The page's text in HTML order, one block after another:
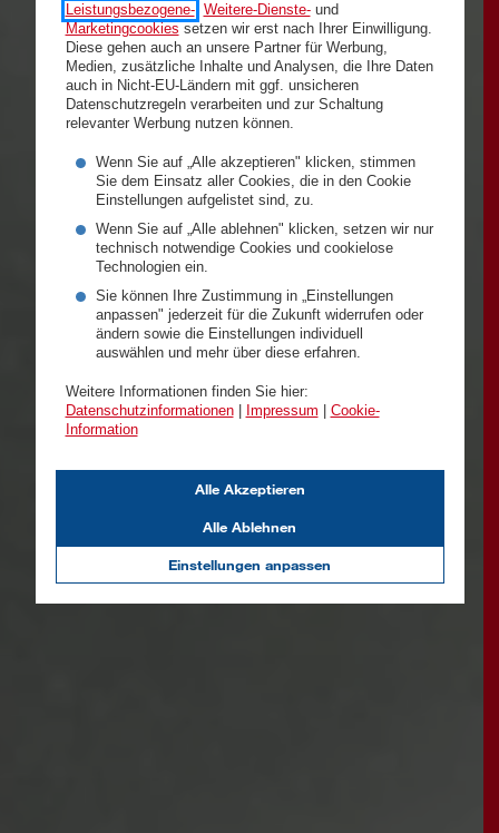
Leistungsbezogene-, Weitere-Dienste-und
Marketingcookies setzen wir erst nach Ihrer Einwilligung.
Diese gehen auch an unsere Partner für Werbung,
Medien, zusätzliche Inhalte und Analysen, die Ihre Daten
auch in Nicht-EU-Ländern mit ggf. unsicheren
Datenschutzregeln verarbeiten und zur Schaltung
relevanter Werbung nutzen können.
Wenn Sie auf „Alle akzeptieren" klicken, stimmen
Sie dem Einsatz aller Cookies, die in den Cookie
Einstellungen aufgelistet sind, zu.
Wenn Sie auf „Alle ablehnen" klicken, setzen wir nur
technisch notwendige Cookies und cookielose
Technologien ein.
Sie können Ihre Zustimmung in „Einstellungen
anpassen" jederzeit für die Zukunft widerrufen oder
ändern sowie die Einstellungen individuell
auswählen und mehr über diese erfahren.
Weitere Informationen finden Sie hier:
Datenschutzinformationen| Impressum
Cookie-
Information
Einstellungen anpassen
Alle Ablehnen
Alle Akzeptieren